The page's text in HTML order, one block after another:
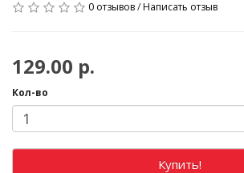
0 отзывов/Написать отзыв
129.00 р.
Кол-во
Купить!